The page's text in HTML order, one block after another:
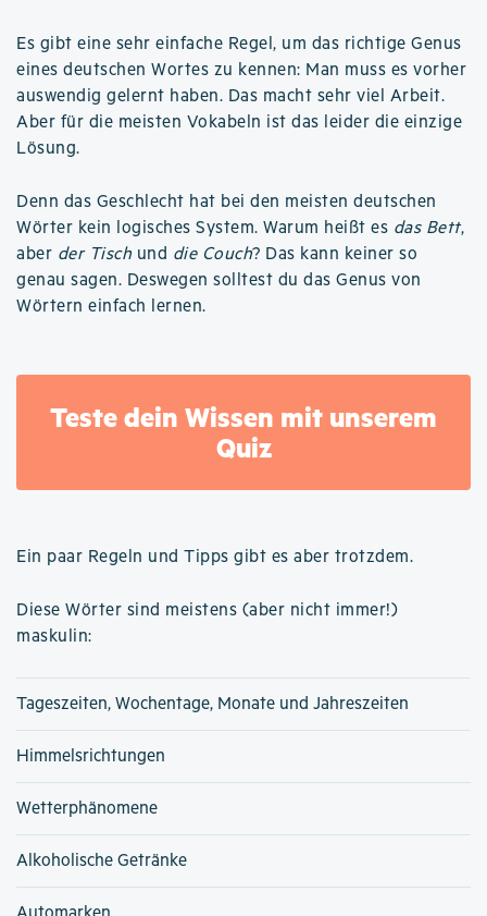
Es gibt eine sehr einfache Regel, um das richtige Genus
eines deutschen Wortes zu kennen: Man muss es vorher
auswendig gelernt haben. Das macht sehr viel Arbeit.
Aber für die meisten Vokabeln ist das leider die einzige
Lösung.
Denn das Geschlecht hat bei den meisten deutschen
Wörter kein logisches System. Warum heißt es das Bett,
aber der Tisch und die Couch? Das kann keiner so
genau sagen. Deswegen solltest du das Genus von
Wörtern einfach lernen.
Teste dein Wissen mit unserem
Quiz
Ein paar Regeln und Tipps gibt es aber trotzdem.
Diese Wörter sind meistens (aber nicht immer!)
maskulin:
Tageszeiten, Wochentage, Monate und Jahreszeiten
Himmelsrichtungen
Wetterphänomene
Alkoholische Getränke